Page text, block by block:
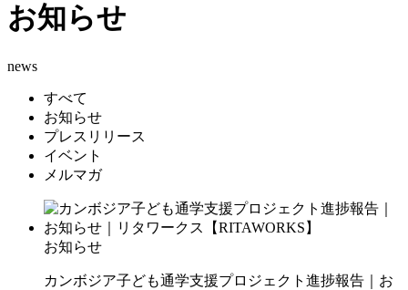
お知らせ
news
すべて
お知らせ
プレスリリース
イベント
メルマガ
お知らせ
カンボジア子ども通学支援プロジェクト進捗報告｜お